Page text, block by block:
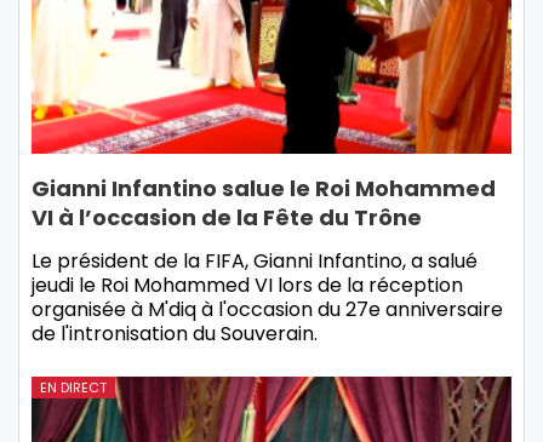
Gianni Infantino salue le Roi Mohammed
VI à l’occasion de la Fête du Trône
Le président de la FIFA, Gianni Infantino, a salué
jeudi le Roi Mohammed VI lors de la réception
organisée à M'diq à l'occasion du 27e anniversaire
de l'intronisation du Souverain.
EN DIRECT